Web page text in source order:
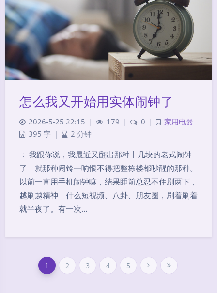
夜间模式
Sans Serif Serif
浅阴影
怎么我又开始用实体闹钟了
2026-5-25 22:15 | 179 | 0 |
家用电器
395 字 | 2 分钟
： 我跟你说，我最近又翻出那种十几块的老式闹钟
了，就那种闹铃一响恨不得把整栋楼都吵醒的那种。
以前一直用手机闹钟嘛，结果睡前总忍不住刷两下，
越刷越精神，什么短视频、八卦、朋友圈，刷着刷着
就半夜了。有一次…
1 2 3 4 5